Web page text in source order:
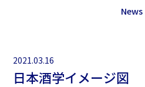
News
2021.03.16
日本酒学イメージ図